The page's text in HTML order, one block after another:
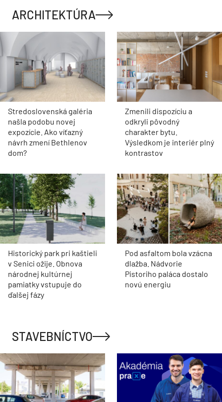
ARCHITEKTÚRA
Stredoslovenská galéria
našla podobu novej
expozície. Ako víťazný
návrh zmení Bethlenov
dom?
Zmenili dispozíciu a
odkryli pôvodný
charakter bytu.
Výsledkom je interiér plný
kontrastov
Historický park pri kaštieli
v Senici ožije. Obnova
národnej kultúrnej
pamiatky vstupuje do
ďalšej fázy
Pod asfaltom bola vzácna
dlažba. Nádvorie
Pistoriho paláca dostalo
novú energiu
STAVEBNÍCTVO